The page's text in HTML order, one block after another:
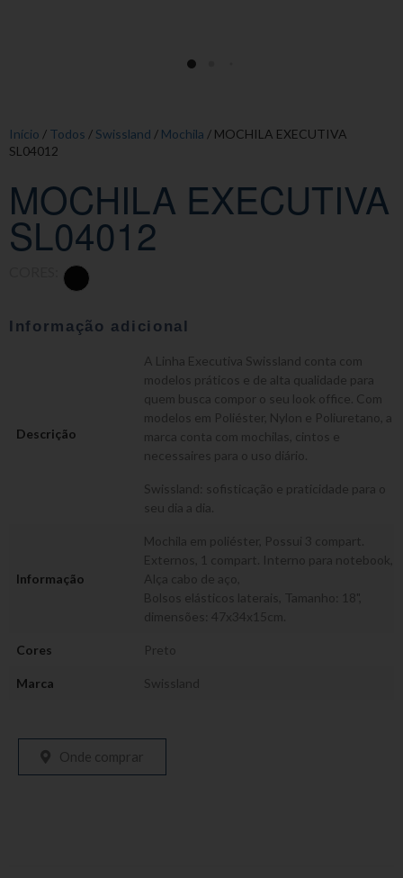
Início / Todos / Swissland / Mochila / MOCHILA EXECUTIVA
SL04012
MOCHILA EXECUTIVA
SL04012
Informação adicional
Descrição
A Linha Executiva Swissland conta com
modelos práticos e de alta qualidade para
quem busca compor o seu look office. Com
modelos em Poliéster, Nylon e Poliuretano, a
marca conta com mochilas, cintos e
necessaires para o uso diário.
Swissland: sofisticação e praticidade para o
seu dia a dia.
Informação
Mochila em poliéster, Possui 3 compart.
Externos, 1 compart. Interno para notebook,
Alça cabo de aço,
Bolsos elásticos laterais, Tamanho: 18",
dimensões: 47x34x15cm.
Cores Preto
Marca Swissland
Onde comprar